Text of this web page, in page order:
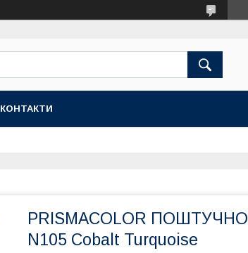
КОНТАКТИ
PRISMACOLOR ПОШТУЧНО
N105 Cobalt Turquoise